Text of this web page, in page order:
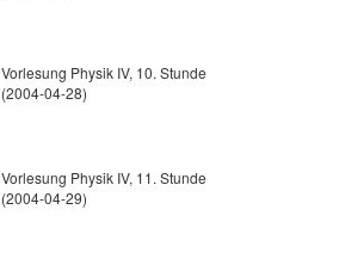
Vorlesung Physik IV, 10. Stunde
(2004-04-28)
Vorlesung Physik IV, 11. Stunde
(2004-04-29)